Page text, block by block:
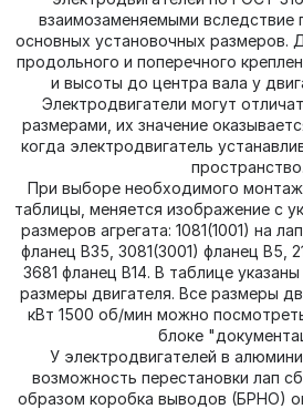
взаимозаменяемыми вследствие
основных установочных размеров.
продольного и поперечного
и высоты до центра вала у
Электродвигатели могут
размерами, их значение
когда электродвигатель
пространство.
При выборе необходимого
таблицы, меняется изображение с
размеров агрегата: 1081(1001) на
фланец В35, 3081(3001) фланец В5,
3681 фланец В14. В таблице
размеры двигателя. Все размеры
кВт 1500 об/мин можно
блоке
У электродвигателей в
возможность перестановки лап
образом коробка выводов (БРНО)